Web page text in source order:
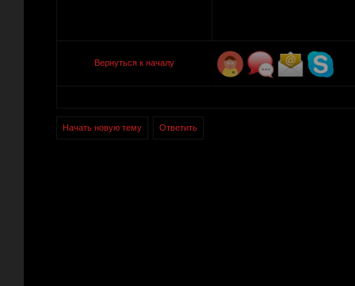
Вернуться к началу
Начать новую тему Ответить